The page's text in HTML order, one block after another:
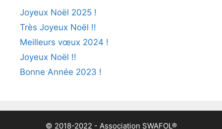
Joyeux Noël 2025 !
Très Joyeux Noël !!
Meilleurs vœux 2024 !
Joyeux Noël !!
Bonne Année 2023 !
© 2018-2022 - Association SWAFOL®